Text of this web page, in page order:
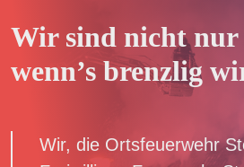
Wir sind nicht nur
wenn’s brenzlig
Wir, die Ortsfeuerwehr